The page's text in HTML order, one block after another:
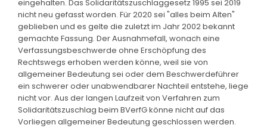
eingehalten. Das Solidaritätszuschlaggesetz 1995 sei 2019
nicht neu gefasst worden. Für 2020 sei "alles beim Alten"
geblieben und es gelte die zuletzt im Jahr 2002 bekannt
gemachte Fassung. Der Ausnahmefall, wonach eine
Verfassungsbeschwerde ohne Erschöpfung des
Rechtswegs erhoben werden könne, weil sie von
allgemeiner Bedeutung sei oder dem Beschwerdeführer
ein schwerer oder unabwendbarer Nachteil entstehe, liege
nicht vor. Aus der langen Laufzeit von Verfahren zum
Solidaritätszuschlag beim BVerfG könne nicht auf das
Vorliegen allgemeiner Bedeutung geschlossen werden.